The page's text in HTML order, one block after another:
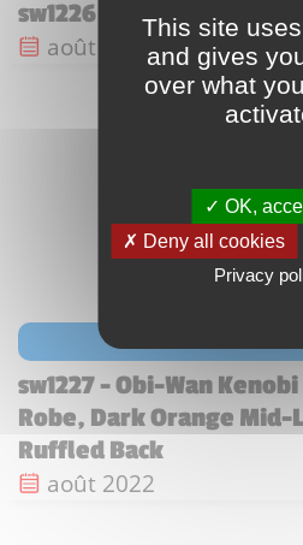
sw1226 - NED-B Loader
Date de sortie :
août 2022
sw1227 - Obi-Wan
Robe, Dark Orange
Ruffled Back
Date de sortie :
août 2022
This site
and gives
over what
OK,
Deny all cookies
Privacy